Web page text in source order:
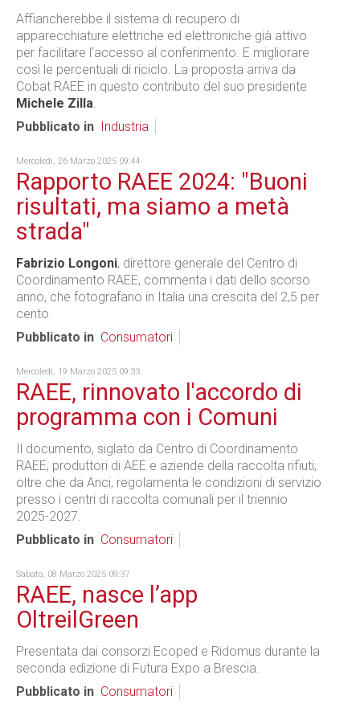
Affiancherebbe il sistema di recupero di
apparecchiature elettriche ed elettroniche già attivo
per facilitare l’accesso al conferimento. E migliorare
così le percentuali di riciclo. La proposta arriva da
Cobat RAEE in questo contributo del suo presidente
Michele Zilla.
Pubblicato in
Industria
Mercoledì, 26 Marzo 2025 09:44
Rapporto RAEE 2024: "Buoni
risultati, ma siamo a metà
strada"
Fabrizio Longoni, direttore generale del Centro di
Coordinamento RAEE, commenta i dati dello scorso
anno, che fotografano in Italia una crescita del 2,5 per
cento.
Pubblicato in Consumatori
Mercoledì, 19 Marzo 2025 09:33
RAEE, rinnovato l'accordo di
programma con i Comuni
Il documento, siglato da Centro di Coordinamento
RAEE, produttori di AEE e aziende della raccolta rifiuti,
oltre che da Anci, regolamenta le condizioni di servizio
presso i centri di raccolta comunali per il triennio
2025-2027.
Pubblicato in Consumatori
Sabato, 08 Marzo 2025 09:37
RAEE, nasce l’app
OltreilGreen
Presentata dai consorzi Ecoped e Ridomus durante la
seconda edizione di Futura Expo a Brescia.
Pubblicato in Consumatori